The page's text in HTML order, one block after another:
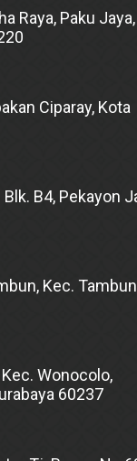
Raya, Paku
Ciparay, Kota
B4, Pekayon
Kec.
Wonocolo,
60237